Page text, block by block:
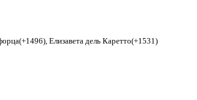
Елизавета дель Каретто(+1531)